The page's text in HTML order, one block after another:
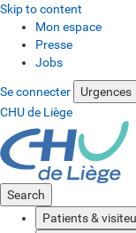
Skip to content
Mon espace
Presse
Jobs
Se connecter Urgences
CHU de Liège
Search
Patients &